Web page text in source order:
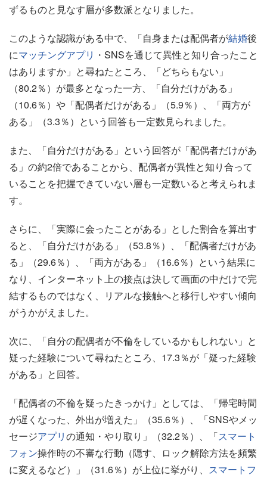
ずるものと見なす層が多数派となりました。
このような認識がある中で、「自身または配偶者が結婚後
にマッチングアプリ ・SNSを通じて異性と知り合ったこと
はありますか」と尋ねたところ、「どちらもない」
（80.2％）が最多となった一方、「自分だけがある」
（10.6％）や「配偶者だけがある」（5.9％）、「両方が
ある」（3.3％）という回答も一定数見られました。
また、「自分だけがある」という回答が「配偶者だけがあ
る」の約2倍であることから、配偶者が異性と知り合って
いることを把握できていない層も一定数いると考えられま
す。
さらに、「実際に会ったことがある」とした割合を算出す
ると、「自分だけがある」（53.8％）、「配偶者だけがあ
る」（29.6％）、「両方がある」（16.6％）という結果に
なり、インターネット上の接点は決して画面の中だけで完
結するものではなく、リアルな接触へと移行しやすい傾向
がうかがえました。
次に、「自分の配偶者が不倫をしているかもしれない」と
疑った経験について尋ねたところ、17.3％が「疑った経験
がある」と回答。
「配偶者の不倫を疑ったきっかけ」としては、「帰宅時間
が遅くなった、外出が増えた」（35.6％）、「SNSやメッ
セージアプリの通知・やり取り」（32.2％）、「スマート
フォン操作時の不審な行動（隠す、ロック解除方法を頻繁
に変えるなど）」（31.6％）が上位に挙がり、 スマートフ